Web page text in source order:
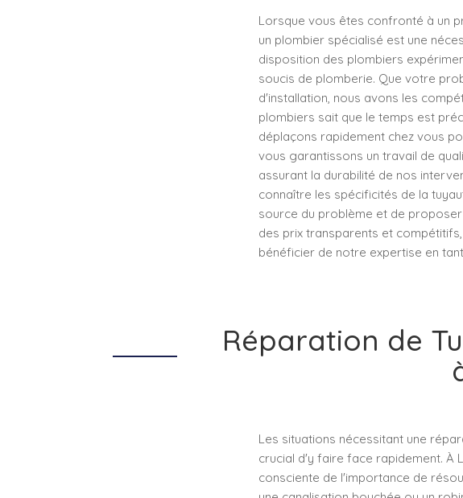
Lorsque vous êtes confronté à un
un plombier spécialisé est une
disposition des plombiers
soucis de plomberie. Que votre
d'installation, nous avons les
plombiers sait que le temps est
déplaçons rapidement chez vous
vous garantissons un travail de
assurant la durabilité de nos
connaître les spécificités de la
source du problème et de
des prix transparents et
bénéficier de notre expertise en
Réparation de
Les situations nécessitant une
crucial d'y faire face rapidement. À
consciente de l'importance de